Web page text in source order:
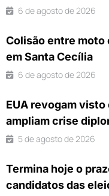
6 de agosto de 2026
Colisão entre moto
em Santa Cecília
6 de agosto de 2026
EUA revogam visto
ampliam crise
5 de agosto de 2026
Termina hoje o
candidatos das